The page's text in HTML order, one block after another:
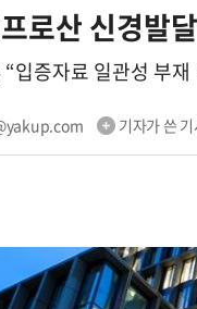
로산 신경발
입증자료 일관성 부
기자가 쓴